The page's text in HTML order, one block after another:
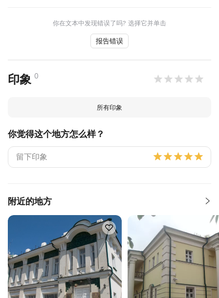
你在文本中发现错误了吗? 选择它并单击
报告错误
印象 0
所有印象
你觉得这个地方怎么样？
附近的地方